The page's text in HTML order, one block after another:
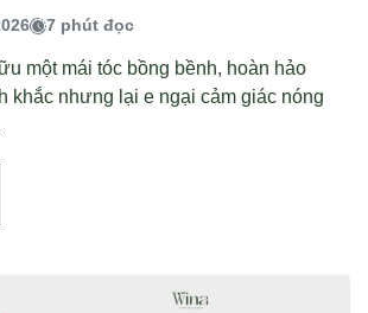
7 phút đọc
một mái tóc bồng bềnh, hoàn hảo
khắc nhưng lại e ngại cảm giác nóng